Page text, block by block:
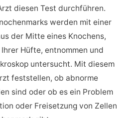
diesen Test durchführen.
werden mit einer
der Mitte eines Knochens,
Hüfte, entnommen und
untersucht. Mit diesem
feststellen, ob abnorme
sind oder ob es ein Problem
oder Freisetzung von Zellen